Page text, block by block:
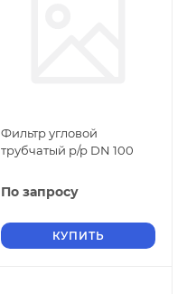
Фильтр угловой
трубчатый р/р DN 100
По запросу
КУПИТЬ